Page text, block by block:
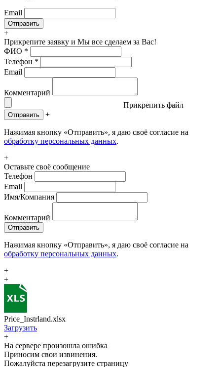
Email
+
Прикрепите заявку и Мы все сделаем за Вас!
ФИО *
Телефон *
Email
Комментарий
Прикрепить файл
Отправить +
Нажимая кнопку «Отправить», я даю своё согласие на
обработку персональных данных.
+
Оставьте своё сообщение
Телефон
Email
Имя/Компания
Комментарий
Отправить
Нажимая кнопку «Отправить», я даю своё согласие на
обработку персональных данных.
+
+
Price_Instrland.xlsx
Загрузить
+
На сервере произошла ошибка
Приносим свои извинения.
Пожалуйста перезагрузите страницу